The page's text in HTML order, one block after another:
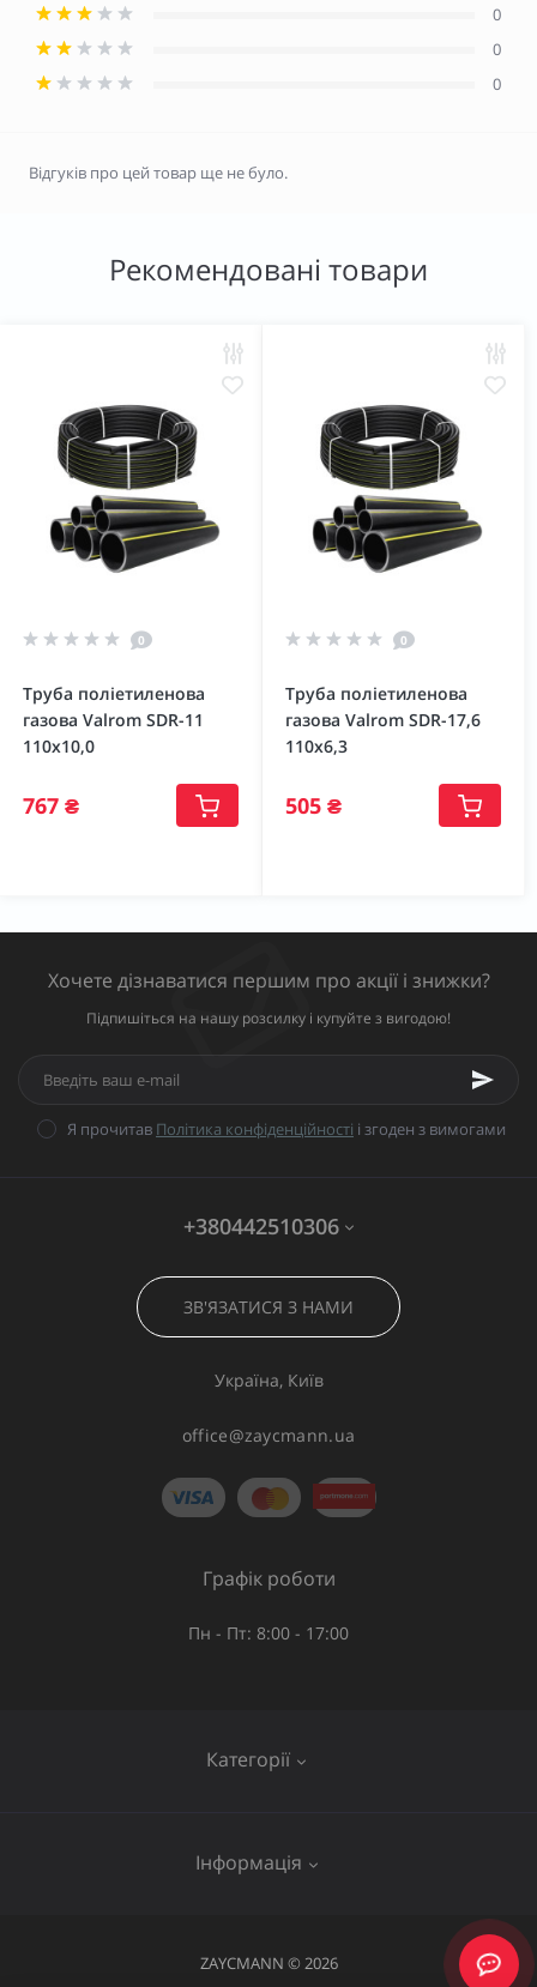
0
0
0
Відгуків про цей товар ще не було.
Рекомендовані товари
0
Труба поліетиленова
газова Valrom SDR-11
110х10,0
767 ₴
0
Труба поліетиленова
газова Valrom SDR-17,6
110х6,3
505 ₴
Хочете дізнаватися першим про акції і знижки?
Підпишіться на нашу розсилку і купуйте з вигодою!
Я прочитав Політика конфіденційності і згоден з вимогами
+380442510306
ЗВ'ЯЗАТИСЯ З НАМИ
Україна, Київ
office@zaycmann.ua
Категорії
Інформація
Послуги
Графік роботи
Пн - Пт: 8:00 - 17:00
ZAYCMANN © 2026